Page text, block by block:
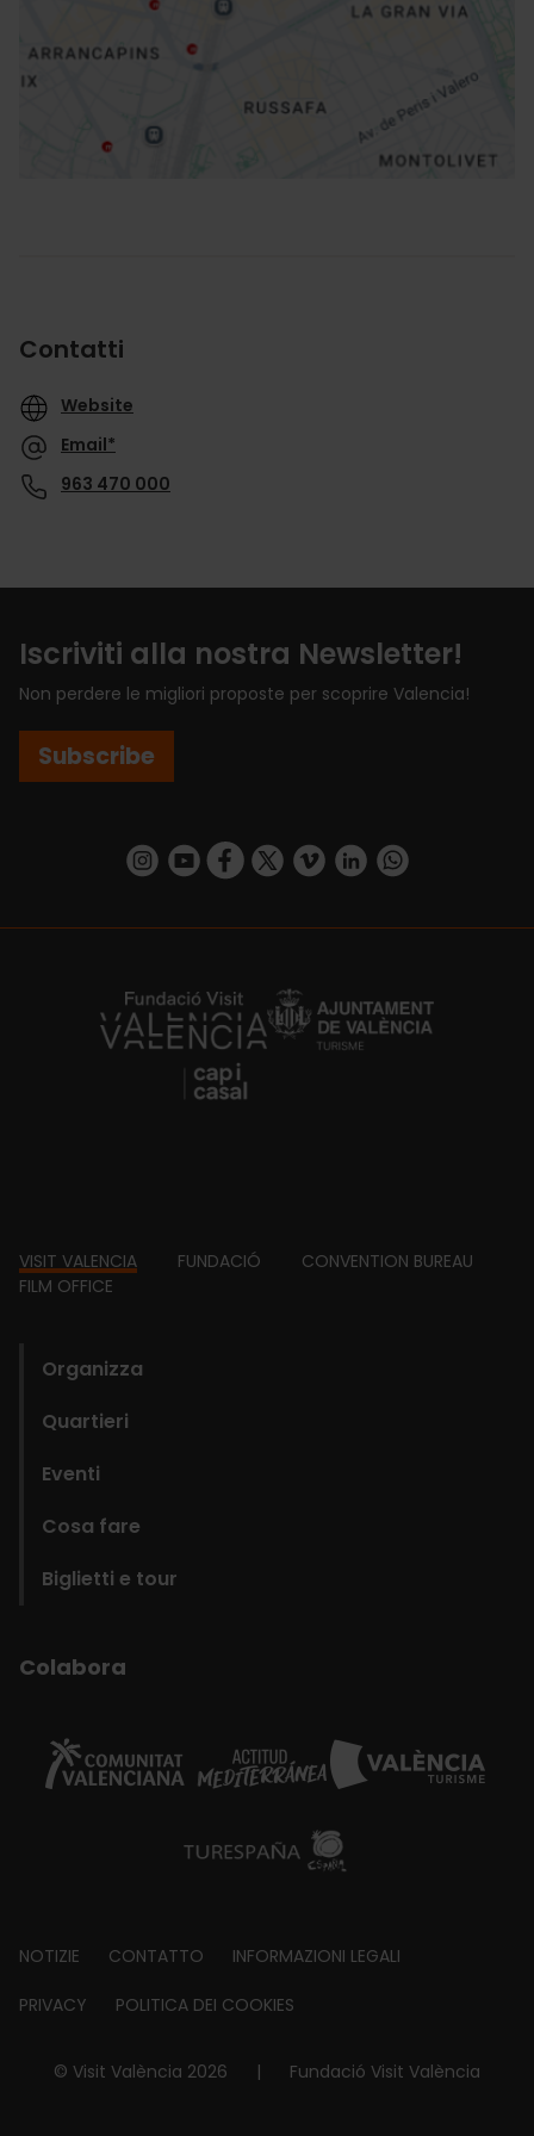
Indicazioni
Contatti
Website
Email*
963 470 000
Iscriviti alla nostra Newsletter!
Non perdere le migliori proposte per scoprire Valencia!
Subscribe
https://www.instagram.com/visit_valencia/
https://www.youtube.com/user/
https://www.facebook.com/
https://twitter.com/VisitaValencia
https://vimeo.com/
https://www.linkedin.com/company/turismo-valencia/https://api.whatsapp.com/send/
https://fundacion.visitvalencia.com/
Footer
VISIT VALENCIA FUNDACIÓ
CONVENTION BUREAU
FILM OFFICE
Organizza
Quartieri
Eventi
Cosa fare
Biglietti e tour
Colabora
Footer
about
NOTIZIE CONTATTO INFORMAZIONI LEGALI
PRIVACY POLITICA DEI COOKIES
© Visit València 2026 | Fundació Visit València